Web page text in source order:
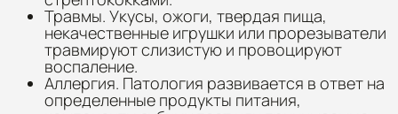
Травмы. Укусы, ожоги, твердая пища,
некачественные игрушки или прорезыватели
травмируют слизистую и провоцируют
воспаление.
Аллергия. Патология развивается в ответ на
определенные продукты питания,